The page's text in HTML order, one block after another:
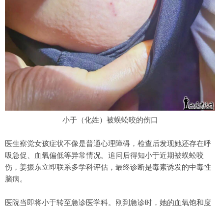
小于（化姓）被蜈蚣咬的伤口
医生察觉女孩症状不像是普通心理障碍，检查后发现她还存在呼
吸急促、血氧偏低等异常情况。追问后得知小于近期被蜈蚣咬
伤，姜振东立即联系多学科评估，最终诊断是毒素诱发的中毒性
脑病。
医院当即将小于转至急诊医学科。刚到急诊时，她的血氧饱和度